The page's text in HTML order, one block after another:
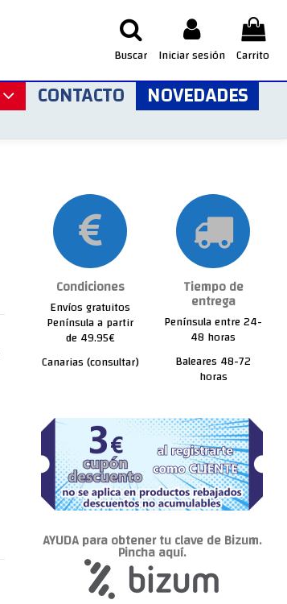
Buscar Iniciar sesión Carrito
CONTACTO NOVEDADES
Condiciones
Envíos gratuitos
Península a partir
de 49.95€
Canarias (consultar)
Tiempo de
entrega
Península entre 24-
48 horas
Baleares 48-72
horas
AYUDA para obtener tu clave de Bizum.
Pincha aquí.